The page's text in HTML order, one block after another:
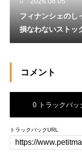
フィナンシェのし
損なわないストッ
コメント
0 トラックバッ
トラックバックURL